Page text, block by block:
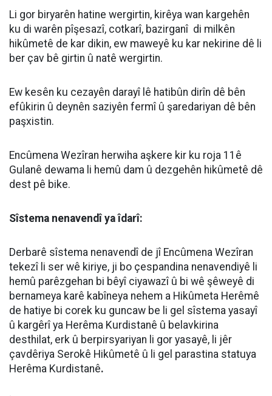
Li gor biryarên hatine wergirtin, kirêya wan kargehên
ku di warên pîşesazî, cotkarî, bazirganî di milkên
hikûmetê de kar dikin, ew maweyê ku kar nekirine dê li
ber çav bê girtin û natê wergirtin.
Ew kesên ku cezayên darayî lê hatibûn dirîn dê bên
efûkirin û deynên saziyên fermî û şaredariyan dê bên
paşxistin.
Encûmena Wezîran herwiha aşkere kir ku roja 11ê
Gulanê dewama li hemû dam û dezgehên hikûmetê dê
dest pê bike.
Sîstema nenavendî ya îdarî:
Derbarê sîstema nenavendî de jî Encûmena Wezîran
tekezî li ser wê kiriye, ji bo çespandina nenavendiyê li
hemû parêzgehan bi bêyî ciyawazî û bi wê şêweyê di
bernameya karê kabîneya nehem a Hikûmeta Herêmê
de hatiye bi corek ku guncaw be li gel sîstema yasayî
û kargêrî ya Herêma Kurdistanê û belavkirina
desthilat, erk û berpirsyariyan li gor yasayê, li jêr
çavdêriya Serokê Hikûmetê û li gel parastina statuya
Herêma Kurdistanê.